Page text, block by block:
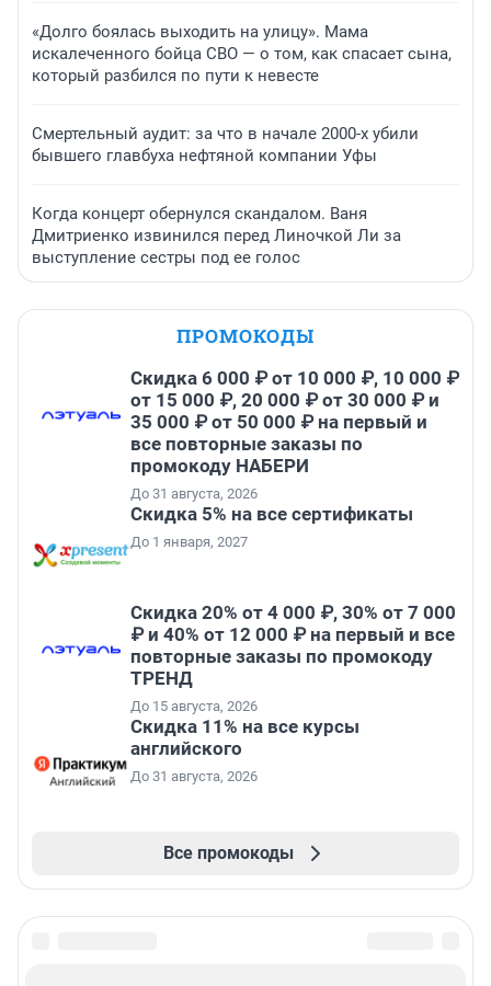
«Долго боялась выходить на улицу». Мама
искалеченного бойца СВО — о том, как спасает сына,
который разбился по пути к невесте
Смертельный аудит: за что в начале 2000-х убили
бывшего главбуха нефтяной компании Уфы
Когда концерт обернулся скандалом. Ваня
Дмитриенко извинился перед Линочкой Ли за
выступление сестры под ее голос
ПРОМОКОДЫ
Скидка 6 000 ₽ от 10 000 ₽, 10 000 ₽
от 15 000 ₽, 20 000 ₽ от 30 000 ₽ и
35 000 ₽ от 50 000 ₽ на первый и
все повторные заказы по
промокоду НАБЕРИ
До 31 августа, 2026
Скидка 5% на все сертификаты
До 1 января, 2027
Скидка 20% от 4 000 ₽, 30% от 7 000
₽ и 40% от 12 000 ₽ на первый и все
повторные заказы по промокоду
ТРЕНД
До 15 августа, 2026
Скидка 11% на все курсы
английского
До 31 августа, 2026
Все промокоды